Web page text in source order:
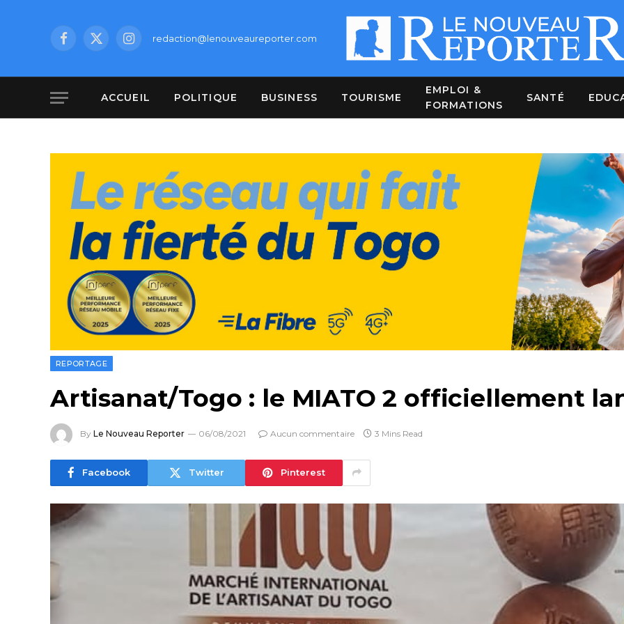
Facebook
X
Instagramredaction@lenouveaureporter.com
ACCUEIL POLITIQUE BUSINESS TOURISME
EMPLOI &
FORMATIONS
SANTÉ
REPORTAGE
Artisanat/Togo : le MIATO 2 officiellement
By Le Nouveau Reporter 06/08/2021 Aucun commentaire 3 Mins Read
Facebook Twitter Pinterest